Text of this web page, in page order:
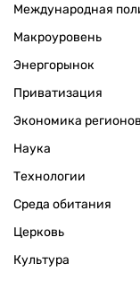
Международная
Макроуровень
Энергорынок
Приватизация
Экономика регионов
Наука
Технологии
Среда обитания
Церковь
Культура